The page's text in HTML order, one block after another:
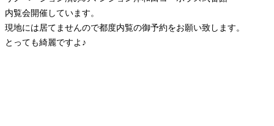
内覧会開催しています。
現地には居てませんので都度内覧の御予約をお願い致します。
とっても綺麗ですよ♪